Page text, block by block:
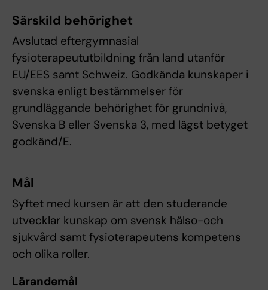
Särskild behörighet
Avslutad eftergymnasial
fysioterapeututbildning från land utanför
EU/EES samt Schweiz. Godkända kunskaper i
svenska enligt bestämmelser för
grundläggande behörighet för grundnivå,
Svenska B eller Svenska 3, med lägst betyget
godkänd/E.
Mål
Syftet med kursen är att den studerande
utvecklar kunskap om svensk hälso-och
sjukvård samt fysioterapeutens kompetens
och olika roller.
Lärandemål